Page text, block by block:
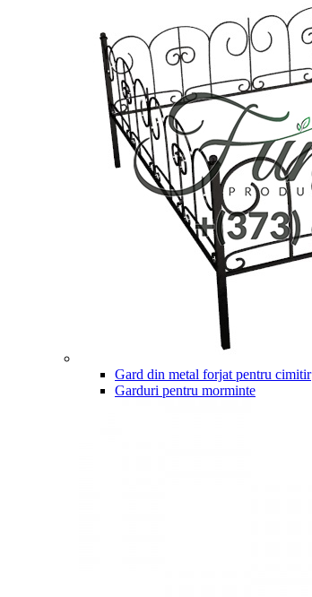
Gard din metal forjat pentru cimitir
Garduri pentru morminte